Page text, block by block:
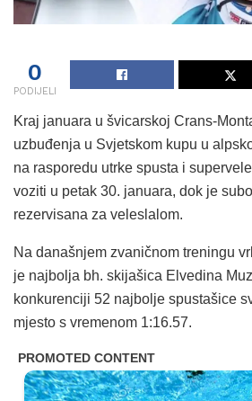
0
PODIJELI
Kraj januara u švicarskoj Crans-
uzbuđenja u Svjetskom kupu u
na rasporedu utrke spusta i
voziti u petak 30. januara, dok je
rezervisana za veleslalom.
Na današnjem zvaničnom treningu
je najbolja bh. skijašica Elvedina
konkurenciji 52 najbolje spustašice
mjesto s vremenom 1:16.57.